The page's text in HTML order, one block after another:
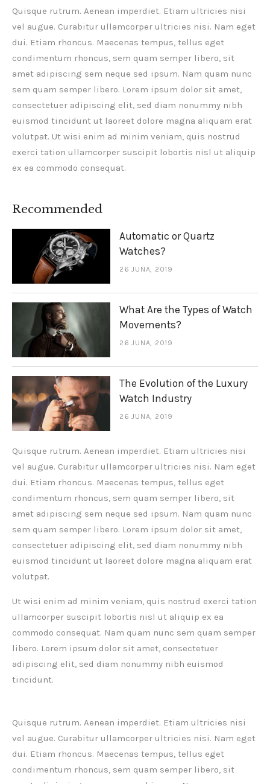
Quisque rutrum. Aenean imperdiet. Etiam ultricies nisi
vel augue. Curabitur ullamcorper ultricies nisi. Nam eget
dui. Etiam rhoncus. Maecenas tempus, tellus eget
condimentum rhoncus, sem quam semper libero, sit
amet adipiscing sem neque sed ipsum. Nam quam nunc
sem quam semper libero. Lorem ipsum dolor sit amet,
consectetuer adipiscing elit, sed diam nonummy nibh
euismod tincidunt ut laoreet dolore magna aliquam erat
volutpat. Ut wisi enim ad minim veniam, quis nostrud
exerci tation ullamcorper suscipit lobortis nisl ut aliquip
ex ea commodo consequat.
Recommended
Automatic or Quartz
Watches?
26 JUNA, 2019
What Are the Types of Watch
Movements?
26 JUNA, 2019
The Evolution of the Luxury
Watch Industry
26 JUNA, 2019
Quisque rutrum. Aenean imperdiet. Etiam ultricies nisi
vel augue. Curabitur ullamcorper ultricies nisi. Nam eget
dui. Etiam rhoncus. Maecenas tempus, tellus eget
condimentum rhoncus, sem quam semper libero, sit
amet adipiscing sem neque sed ipsum. Nam quam nunc
sem quam semper libero. Lorem ipsum dolor sit amet,
consectetuer adipiscing elit, sed diam nonummy nibh
euismod tincidunt ut laoreet dolore magna aliquam erat
volutpat.
Ut wisi enim ad minim veniam, quis nostrud exerci tation
ullamcorper suscipit lobortis nisl ut aliquip ex ea
commodo consequat. Nam quam nunc sem quam semper
libero. Lorem ipsum dolor sit amet, consectetuer
adipiscing elit, sed diam nonummy nibh euismod
tincidunt.
Quisque rutrum. Aenean imperdiet. Etiam ultricies nisi
vel augue. Curabitur ullamcorper ultricies nisi. Nam eget
dui. Etiam rhoncus. Maecenas tempus, tellus eget
condimentum rhoncus, sem quam semper libero, sit